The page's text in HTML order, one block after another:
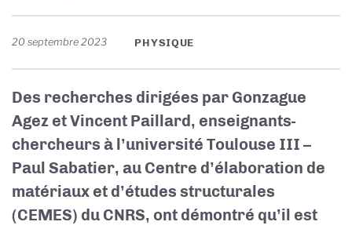
20 septembre 2023 PHYSIQUE
Des recherches dirigées par Gonzague
Agez et Vincent Paillard, enseignants-
chercheurs à l’université Toulouse III –
Paul Sabatier, au Centre d’élaboration de
matériaux et d’études structurales
(CEMES) du CNRS, ont démontré qu’il est